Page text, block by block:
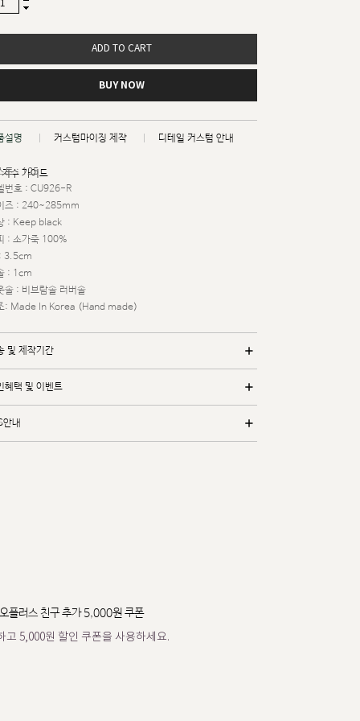
ADD TO CART
BUY NOW
설명 커스텀마이징 제작 디테일 커스텀 안내
치수 가이드
트 : 125
번호 : CU926-R
즈 : 240~285mm
: Keep black
: 소가죽 100%
3.5cm
: 1cm
솔 : 비브람솔 러버솔
: Made In Korea (Hand made)
및 제작기간
혜택 및 이벤트
내
플러스 친구 추가 5,000원 쿠폰
고 5,000원 할인 쿠폰을 사용하세요.